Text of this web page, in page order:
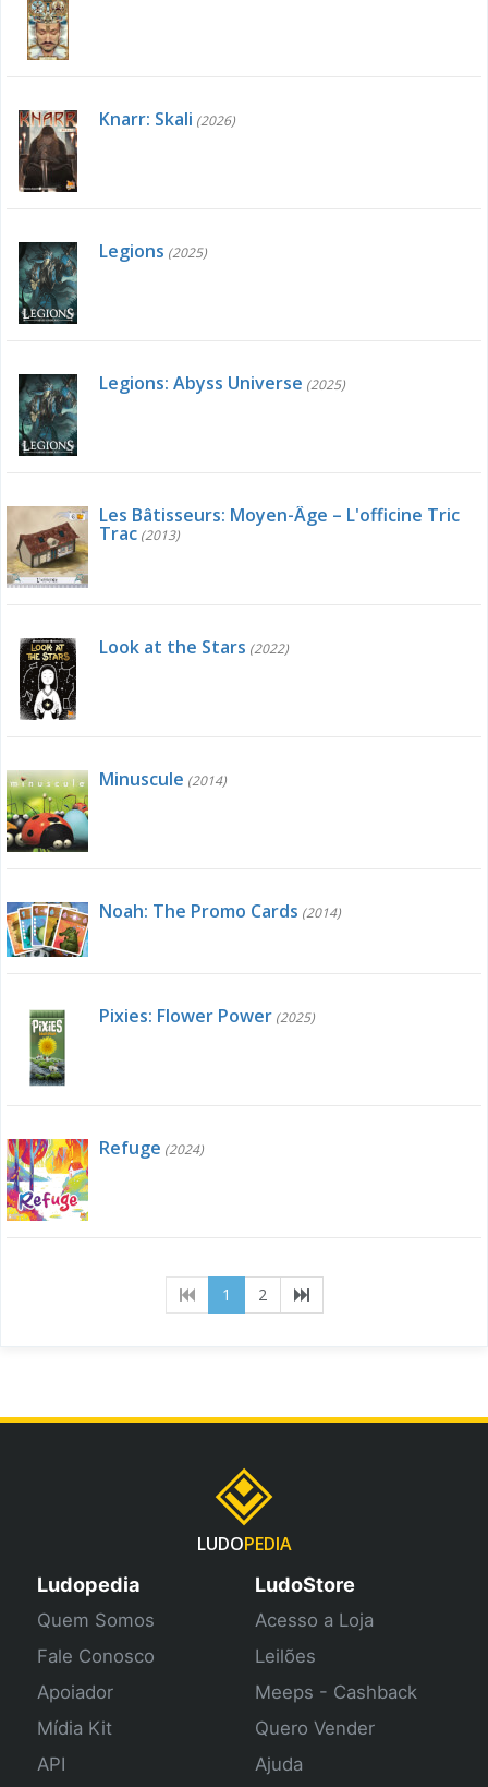
Knarr: Skali (2026)
Legions (2025)
Legions: Abyss Universe (2025)
Les Bâtisseurs: Moyen-Âge – L'officine Tric
Trac (2013)
Look at the Stars (2022)
Minuscule (2014)
Noah: The Promo Cards (2014)
Pixies: Flower Power (2025)
Refuge (2024)
1 (current)
2
LUDOPEDIA
Ludopedia
Quem Somos
Fale Conosco
Apoiador
Mídia Kit
API
LudoStore
Acesso a Loja
Leilões
Meeps - Cashback
Quero Vender
Ajuda